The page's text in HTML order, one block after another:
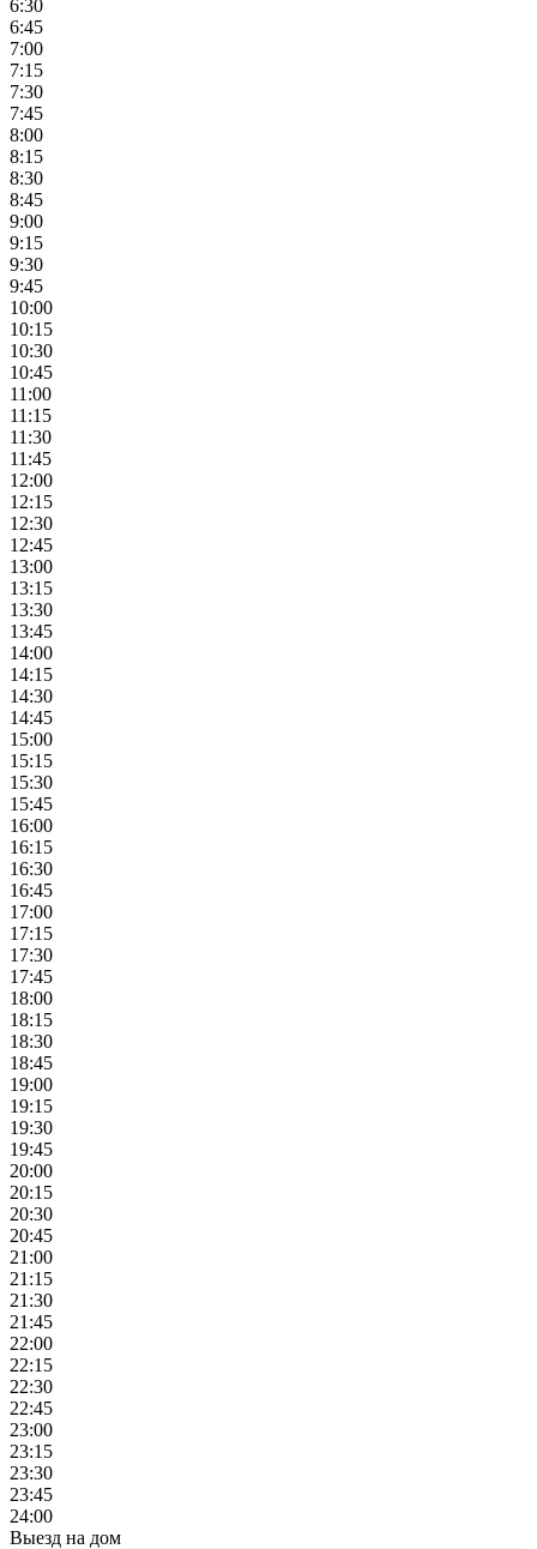
6:30
6:45
7:00
7:15
7:30
7:45
8:00
8:15
8:30
8:45
9:00
9:15
9:30
9:45
10:00
10:15
10:30
10:45
11:00
11:15
11:30
11:45
12:00
12:15
12:30
12:45
13:00
13:15
13:30
13:45
14:00
14:15
14:30
14:45
15:00
15:15
15:30
15:45
16:00
16:15
16:30
16:45
17:00
17:15
17:30
17:45
18:00
18:15
18:30
18:45
19:00
19:15
19:30
19:45
20:00
20:15
20:30
20:45
21:00
21:15
21:30
21:45
22:00
22:15
22:30
22:45
23:00
23:15
23:30
23:45
24:00
Выезд на дом